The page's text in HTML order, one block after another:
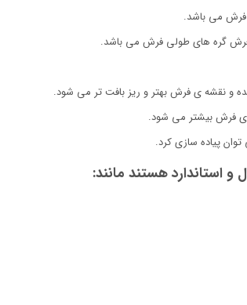
فرش می باشد.
گره های طولی فرش می باشد.
و نقشه ی فرش بهتر و ریز بافت تر می شود.
فرش بیشتر می شود.
پیاده سازی کرد.
و استاندارد هستند مانند: